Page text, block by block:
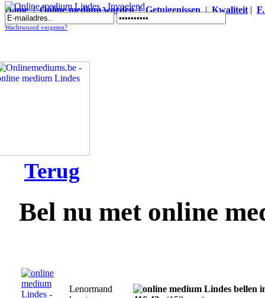
Home|Online medium worden|Getuigenissen|Kwaliteit |
Online medium Lindes - Invoelend
Wachtwoord vergeten?
Terug
Bel nu met online
Lenormand